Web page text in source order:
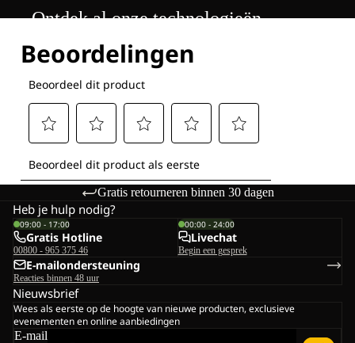
Ontdek al onze technologieën
Gratis retourneren binnen 30 dagen
Heb je hulp nodig?
09:00 - 17:00
Gratis Hotline
00800 - 965 375 46
00:00 - 24:00
Livechat
Begin een gesprek
E-mailondersteuning
Reacties binnen 48 uur
Nieuwsbrief
Wees als eerste op de hoogte van nieuwe producten, exclusieve
evenementen en online aanbiedingen
E-mail